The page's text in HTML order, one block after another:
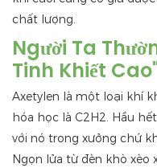
chất lượng.
Người Ta
Tinh Khiết
Axetylen là một loại khí
hóa học là C2H2. Hầu
với nó trong xưởng chứ
Ngọn lửa từ đèn khò xèo